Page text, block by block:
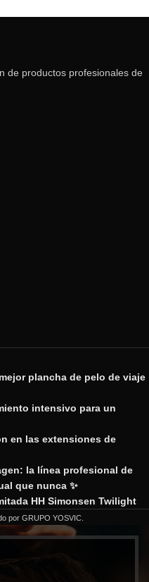
de productos profesionales de
plancha de pelo de viaje
intensivo para un
en las extensiones de
la línea profesional de
que nunca ✨
HH Simonsen Twilight
por GRUPO YOSVIC.